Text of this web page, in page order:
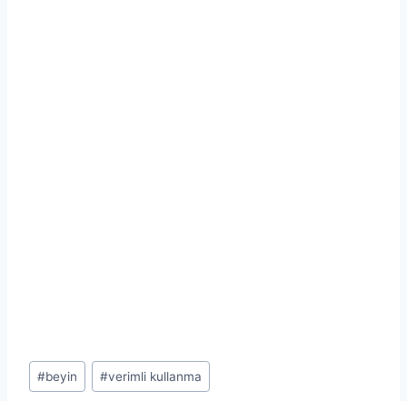
Post
Tags:
#beyin #verimli kullanma